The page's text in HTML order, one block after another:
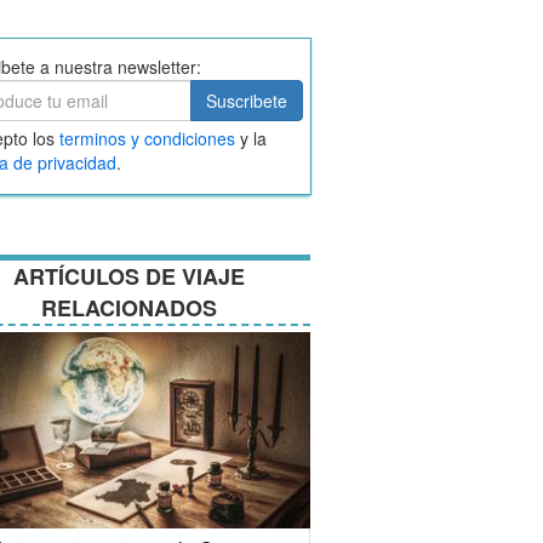
a nuestra newsletter:
Suscribete
los terminos y condiciones y la
de privacidad.
ARTÍCULOS DE VIAJE
RELACIONADOS